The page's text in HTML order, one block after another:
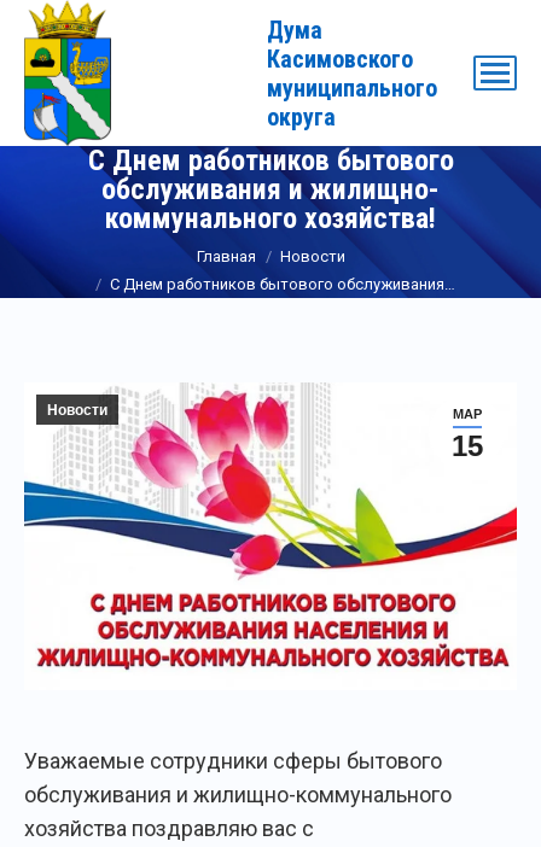
Дума
Касимовского
муниципального
округа
С Днем работников бытового
обслуживания и жилищно-
коммунального хозяйства!
Вы здесь: Главная
Новости
С Днем работников бытового обслуживания…
МАР
15
Новости
Уважаемые сотрудники сферы бытового
обслуживания и жилищно-коммунального
хозяйства поздравляю вас с